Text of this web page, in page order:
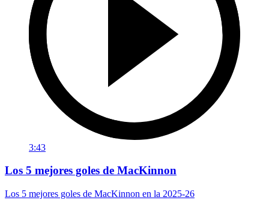
3:43
Los 5 mejores goles de MacKinnon
Los 5 mejores goles de MacKinnon en la 2025-26